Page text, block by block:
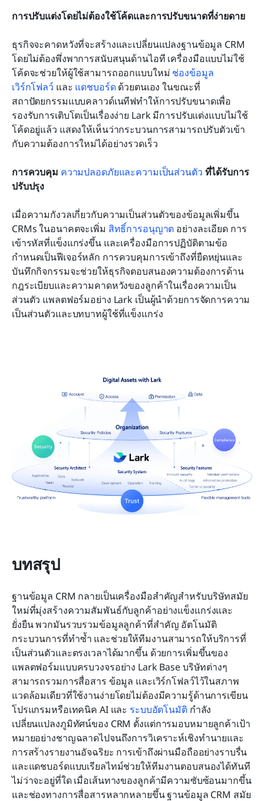
การปรับแต่งโดยไม่ต้องใช้โค้ดและการปรับขนาดที่ง่ายดาย
ธุรกิจจะคาดหวังที่จะสร้างและเปลี่ยนแปลงฐานข้อมูล CRM
โดยไม่ต้องพึ่งพาการสนับสนุนด้านไอที เครื่องมือแบบไม่ใช้
โค้ดจะช่วยให้ผู้ใช้สามารถออกแบบใหม่ ช่องข้อมูล
เวิร์กโฟลว์ และ แดชบอร์ด ด้วยตนเอง ในขณะที่
สถาปัตยกรรมแบบคลาวด์เนทีฟทำให้การปรับขนาดเพื่อ
รองรับการเติบโตเป็นเรื่องง่าย Lark มีการปรับแต่งแบบไม่ใช้
โค้ดอยู่แล้ว แสดงให้เห็นว่ากระบวนการสามารถปรับตัวเข้า
กับความต้องการใหม่ได้อย่างรวดเร็ว
การควบคุม ความปลอดภัยและความเป็นส่วนตัว ที่ได้รับการ
ปรับปรุง
เมื่อความกังวลเกี่ยวกับความเป็นส่วนตัวของข้อมูลเพิ่มขึ้น
CRMs ในอนาคตจะเพิ่ม สิทธิ์การอนุญาต อย่างละเอียด การ
เข้ารหัสที่แข็งแกร่งขึ้น และเครื่องมือการปฏิบัติตามข้อ
กำหนดเป็นฟีเจอร์หลัก การควบคุมการเข้าถึงที่ยืดหยุ่นและ
บันทึกกิจกรรมจะช่วยให้ธุรกิจตอบสนองความต้องการด้าน
กฎระเบียบและความคาดหวังของลูกค้าในเรื่องความเป็น
ส่วนตัว แพลตฟอร์มอย่าง Lark เป็นผู้นำด้วยการจัดการความ
เป็นส่วนตัวและบทบาทผู้ใช้ที่แข็งแกร่ง
บทสรุป
ฐานข้อมูล CRM กลายเป็นเครื่องมือสำคัญสำหรับบริษัทสมัย
ใหม่ที่มุ่งสร้างความสัมพันธ์กับลูกค้าอย่างแข็งแกร่งและ
ยั่งยืน พวกมันรวบรวมข้อมูลลูกค้าที่สำคัญ อัตโนมัติ
กระบวนการที่ทำซ้ำ และช่วยให้ทีมงานสามารถให้บริการที่
เป็นส่วนตัวและตรงเวลาได้มากขึ้น ด้วยการเพิ่มขึ้นของ
แพลตฟอร์มแบบครบวงจรอย่าง Lark Base บริษัทต่างๆ
สามารถรวมการสื่อสาร ข้อมูล และเวิร์กโฟลว์ไว้ในสภาพ
แวดล้อมเดียวที่ใช้งานง่ายโดยไม่ต้องมีความรู้ด้านการเขียน
โปรแกรมหรือเทคนิค AI และ ระบบอัตโนมัติ กำลัง
เปลี่ยนแปลงภูมิทัศน์ของ CRM ตั้งแต่การมอบหมายลูกค้าเป้า
หมายอย่างชาญฉลาดไปจนถึงการวิเคราะห์เชิงทำนายและ
การสร้างรายงานอัจฉริยะ การเข้าถึงผ่านมือถืออย่างราบรื่น
และแดชบอร์ดแบบเรียลไทม์ช่วยให้ทีมงานตอบสนองได้ทันที
ไม่ว่าจะอยู่ที่ใด เมื่อเส้นทางของลูกค้ามีความซับซ้อนมากขึ้น
และช่องทางการสื่อสารหลากหลายขึ้น ฐานข้อมูล CRM สมัย